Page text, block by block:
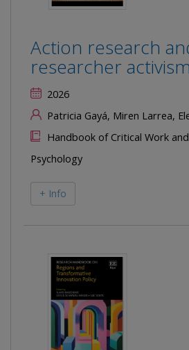
Action research
researcher activism
2026
Patricia Gayá, Miren Larrea,
Handbook of Critical Work
Psychology
+ Info